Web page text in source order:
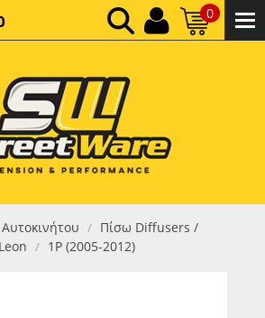
0
ΚΑΘΑΡΌ ΣΎΝΟΛΟ:
ΤΕΛΙΚΌ ΣΎΝΟΛΟ:0,00 €
/ Πίσω Diffusers /
Leon / 1P (2005-2012)